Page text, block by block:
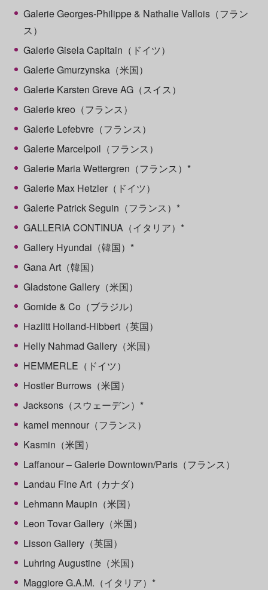
Galerie Georges-Philippe & Nathalie Vallois（フラン
ス）
Galerie Gisela Capitain（ドイツ）
Galerie Gmurzynska（米国）
Galerie Karsten Greve AG（スイス）
Galerie kreo（フランス）
Galerie Lefebvre（フランス）
Galerie Marcelpoil（フランス）
Galerie Maria Wettergren（フランス）*
Galerie Max Hetzler（ドイツ）
Galerie Patrick Seguin（フランス）*
GALLERIA CONTINUA（イタリア）*
Gallery Hyundai（韓国）*
Gana Art（韓国）
Gladstone Gallery（米国）
Gomide & Co（ブラジル）
Hazlitt Holland-Hibbert（英国）
Helly Nahmad Gallery（米国）
HEMMERLE（ドイツ）
Hostler Burrows（米国）
Jacksons（スウェーデン）*
kamel mennour（フランス）
Kasmin（米国）
Laffanour – Galerie Downtown/Paris（フランス）
Landau Fine Art（カナダ）
Lehmann Maupin（米国）
Leon Tovar Gallery（米国）
Lisson Gallery（英国）
Luhring Augustine（米国）
Maggiore G.A.M.（イタリア）*